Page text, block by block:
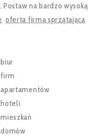
Postaw na bardzo wysoką
oferta firma sprzątająca